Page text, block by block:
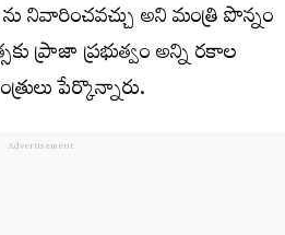
నివారించవచ్చు అని మంత్రి పొన్నం
ప్రాజా ప్రభుత్వం అన్ని రకాల
పేర్కొన్నారు.